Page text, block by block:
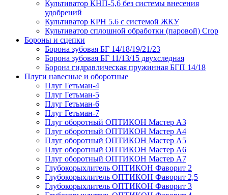
Культиватор КНП-5,6 без системы внесения
удобрений
Культиватор КРН 5.6 с системой ЖКУ
Культиватор сплошной обработки (паровой) Crop
Бороны и сцепки
Борона зубовая БГ 14/18/19/21/23
Борона зубовая БГ 11/13/15 двухследная
Борона гидравлическая пружинная БГП 14/18
Плуги навесные и оборотные
Плуг Гетьман-4
Плуг Гетьман-5
Плуг Гетьман-6
Плуг Гетьман-7
Плуг оборотный ОПТИКОН Мастер А3
Плуг оборотный ОПТИКОН Мастер А4
Плуг оборотный ОПТИКОН Мастер А5
Плуг оборотный ОПТИКОН Мастер А6
Плуг оборотный ОПТИКОН Мастер А7
Глубокорыхлитель ОПТИКОН Фаворит 2
Глубокорыхлитель ОПТИКОН Фаворит 2,5
Глубокорыхлитель ОПТИКОН Фаворит 3